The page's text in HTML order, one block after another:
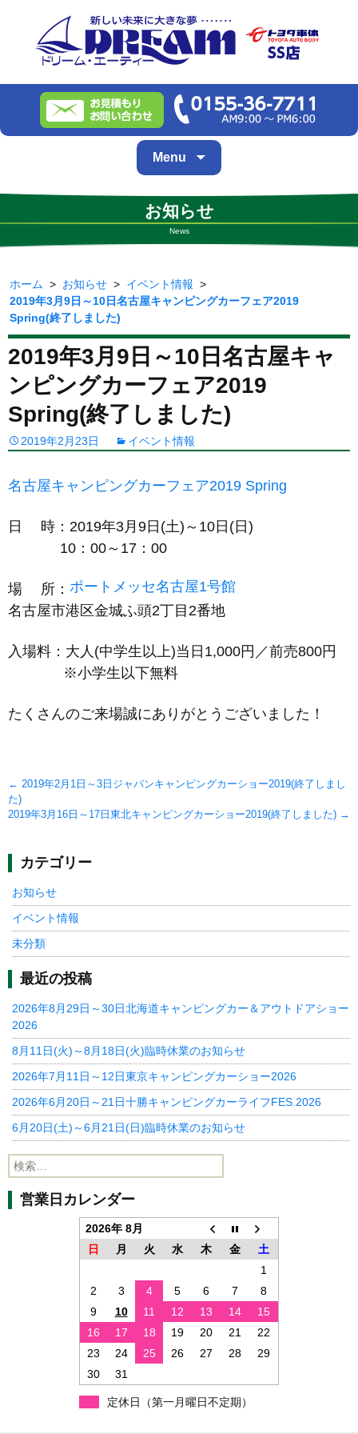
Menu
Skip
お知らせ
News
ホーム > お知らせ > イベント情報 >
2019年3月9日～10日名古屋キャンピングカーフェア2019
Spring(終了しました)
2019年3月9日～10日名古屋キャ
ンピングカーフェア2019
Spring(終了しました)
2019年2月23日 イベント情報
名古屋キャンピングカーフェア2019 Spring
日 時：2019年3月9日(土)～10日(日)
10：00～17：00
場 所： ポートメッセ名古屋1号館
名古屋市港区金城ふ頭2丁目2番地
入場料：大人(中学生以上)当日1,000円／前売800円
※小学生以下無料
たくさんのご来場誠にありがとうございました！
Post
navigation
← 2019年2月1日～3日ジャパンキャンピングカーショー2019(終了しまし
た)
2019年3月16日～17日東北キャンピングカーショー2019(終了しました) →
カテゴリー
お知らせ
イベント情報
未分類
最近の投稿
2026年8月29日～30日北海道キャンピングカー＆アウトドアショー
2026
8月11日(火)～8月18日(火)臨時休業のお知らせ
2026年7月11日～12日東京キャンピングカーショー2026
2026年6月20日～21日十勝キャンピングカーライフFES.2026
6月20日(土)～6月21日(日)臨時休業のお知らせ
検
索:
営業日カレンダー
2026年 8月
日
月 火 水 木 金
土
1
2
3 4 5 6 7
8
9
10 11 12 13 14
15
16
17 18 19 20 21
22
23
24 25 26 27 28
29
30
31
定休日（第一月曜日不定期）